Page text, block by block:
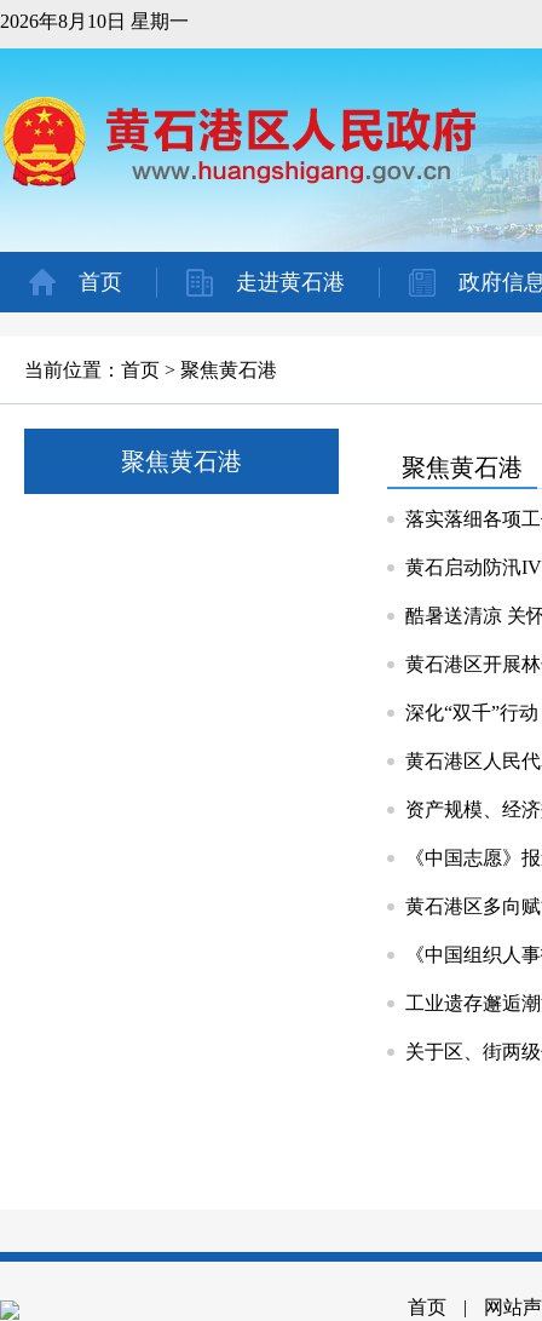
2026年8月10日 星期一
首页 走进黄石港 政府信
当前位置： 首页 > 聚焦黄石港
聚焦黄石港 聚焦黄石港
落实落细各项
黄石启动防汛
酷暑送清凉 关
黄石港区开展
深化“双千”行
黄石港区人民
资产规模、经
《中国志愿》
黄石港区多向
《中国组织人
工业遗存邂逅
关于区、街两
首页 | 网站